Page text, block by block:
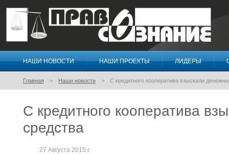
Правосознание
НАШИ НОВОСТИ НАШИ ПРОЕКТЫ ЛИДЕРЫ
Главная Наши новости С кредитного кооператива взыскали
С кредитного кооператива
средства
27 Августа 2015 г.